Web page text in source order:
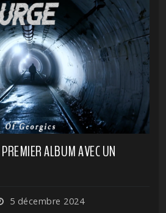
ALBUM AVEC UN
5 décembre 2024